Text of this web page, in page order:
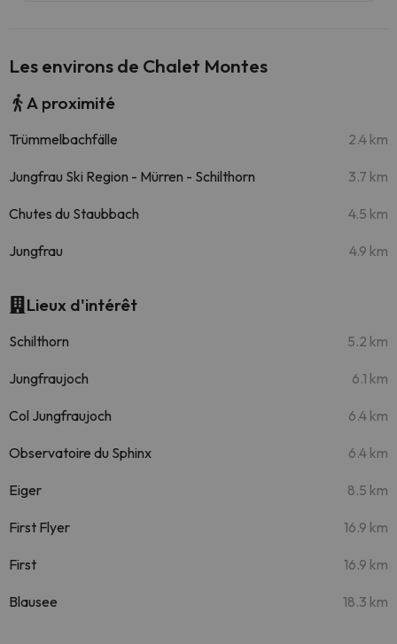
Les environs de Chalet Montes
A proximité
Trümmelbachfälle 2.4 km
Jungfrau Ski Region - Mürren - Schilthorn 3.7 km
Chutes du Staubbach 4.5 km
Jungfrau 4.9 km
Lieux d'intérêt
Schilthorn 5.2 km
Jungfraujoch 6.1 km
Col Jungfraujoch 6.4 km
Observatoire du Sphinx 6.4 km
Eiger 8.5 km
First Flyer 16.9 km
First 16.9 km
Blausee 18.3 km